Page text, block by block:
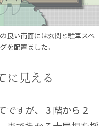
良い南面には玄関と駐車スペ
を配置ました。
に見える
ですが、３階から２